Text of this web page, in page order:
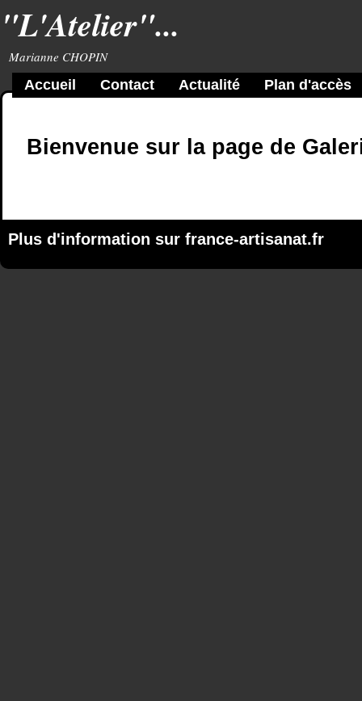
"L'Atelier"...
Marianne CHOPIN
Bienvenue sur la page de
Plus d'information sur france-artisanat.fr
Accueil Contact Actualité Plan d'accès